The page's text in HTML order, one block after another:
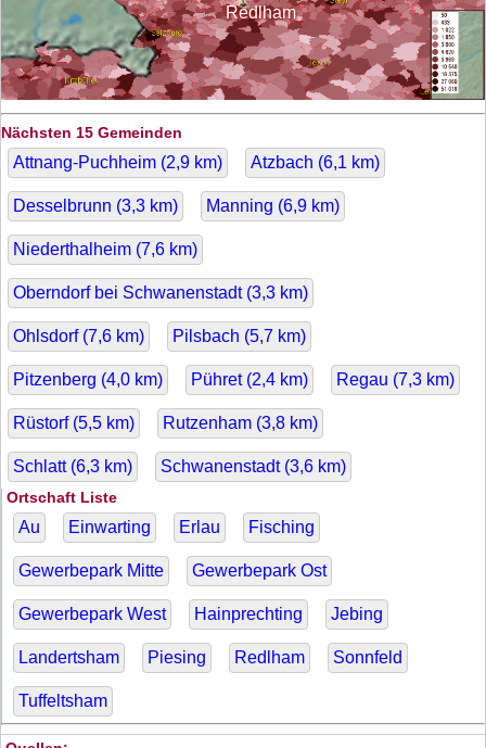
Redlham
Nächsten 15 Gemeinden
Attnang-Puchheim (2,9 km) Atzbach (6,1 km)
Desselbrunn (3,3 km) Manning (6,9 km)
Niederthalheim (7,6 km)
Oberndorf bei Schwanenstadt (3,3 km)
Ohlsdorf (7,6 km) Pilsbach (5,7 km)
Pitzenberg (4,0 km) Pühret (2,4 km) Regau (7,3 km)
Rüstorf (5,5 km) Rutzenham (3,8 km)
Schlatt (6,3 km) Schwanenstadt (3,6 km)
Ortschaft Liste
Au Einwarting Erlau Fisching
Gewerbepark Mitte Gewerbepark Ost
Gewerbepark West Hainprechting Jebing
Landertsham Piesing Redlham Sonnfeld
Tuffeltsham